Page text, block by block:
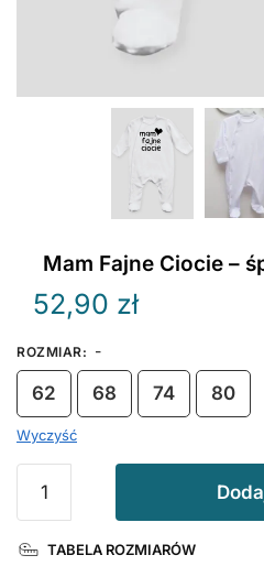
Mam Fajne Ciocie –
52,90 zł
ROZMIAR: -
62 68 74 80
Wyczyść
Mam
Fajne
CiocieTABELA ROZMIARÓW